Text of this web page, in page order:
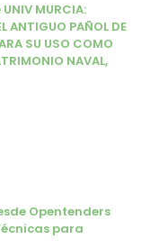
MURCIA:
ANTIGUO PAÑOL DE
SU USO COMO
NAVAL,
Opentenders
para